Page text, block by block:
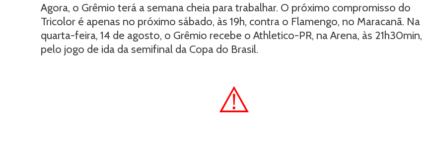
Agora, o Grêmio terá a semana cheia para trabalhar. O próximo compromisso do
Tricolor é apenas no próximo sábado, às 19h, contra o Flamengo, no Maracanã. Na
quarta-feira, 14 de agosto, o Grêmio recebe o Athletico-PR, na Arena, às 21h30min,
pelo jogo de ida da semifinal da Copa do Brasil.